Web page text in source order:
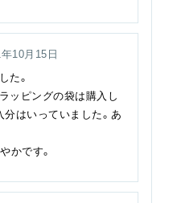
10月15日
た。
ッピングの袋は購入し
分はいっていました。あ
かです。